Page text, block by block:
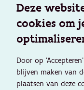
Deze
cookies om
Door op
blijven maken van
plaatsen van deze